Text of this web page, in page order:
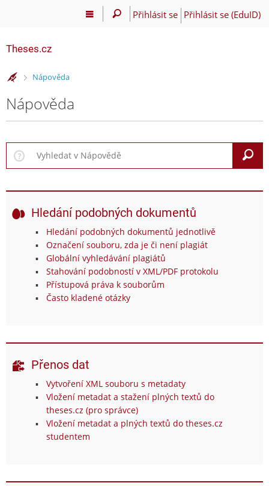
Přihlásit se Přihlásit se (EduID)
Theses.cz
>Nápověda
Nápověda
Hledání podobných dokumentů
Hledání podobných dokumentů jednotlivě
Označení souboru, zda je či není plagiát
Globální vyhledávání plagiátů
Stahování podobností v XML/PDF protokolu
Přístupová práva k souborům
Často kladené otázky
Přenos dat
Vytvoření XML souboru s metadaty
Vložení metadat a stažení plných textů do
theses.cz (pro správce)
Vložení metadat a plných textů do theses.cz
studentem